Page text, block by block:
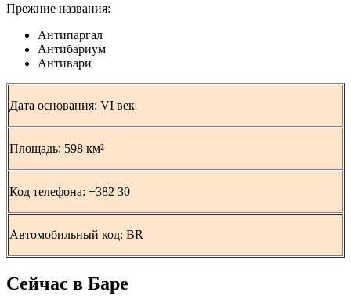
Прежние названия:
Антипаргал
Антибариум
Антивари
Дата основания: VI век
Площадь: 598 км²
Код телефона: +382 30
Автомобильный код: BR
Сейчас в Баре